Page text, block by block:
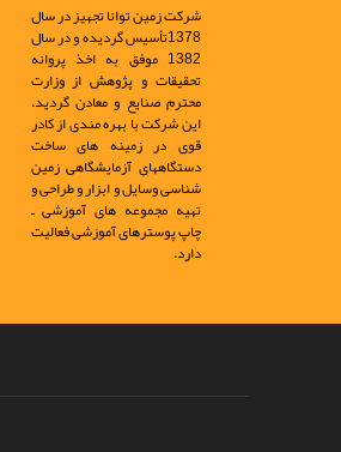
شرکت زمین توانا تجهیز در سال
1378تأسیس گردیده و در سال
1382 موفق به اخذ پروانه
تحقیقات و پژوهش از وزارت
محترم صنایع و معادن گردید.
این شرکت با بهره مندی از کادر
قوی در زمینه های ساخت
دستگاههای آزمایشگاهی زمین
شناسی وسایل و ابزار و طراحی و
تهیه مجموعه های آموزشی ـ
چاپ پوسترهای آموزشی فعالیت
دارد.